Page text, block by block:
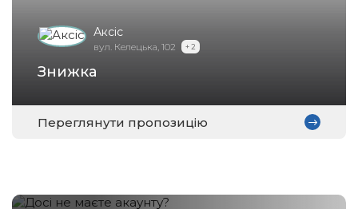
Аксіс
вул. Келецька, 102 + 2
Знижка
Переглянути пропозицію